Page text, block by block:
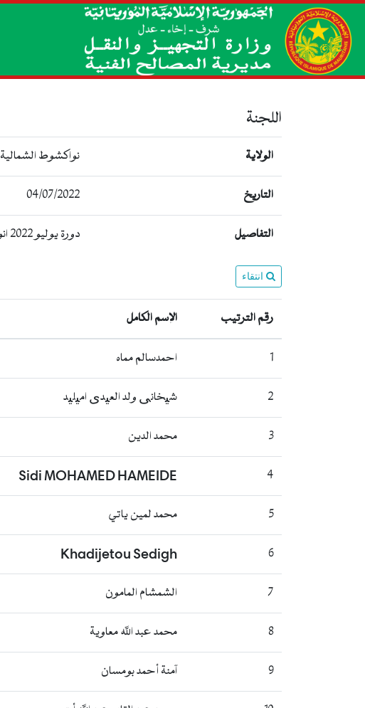
اللجنة
الولاية نواكشوط الشمالية
التاريخ 04/07/2022
التفاصيل دورة يوليو 2022 انواكشوط الشمالية
انتقاء
رقم الترتيب الإسم الكامل
1 احمدسالم مماه
2 شیخانی ولد العیدی امیلید
3 محمد الدين
4
Sidi MOHAMED HAMEIDE
5 محمد لمين ياتي
6
Khadijetou Sedigh
7 الشمشام المامون
8 محمد عبد الله معاوية
9 آمنة أحمد بومسان